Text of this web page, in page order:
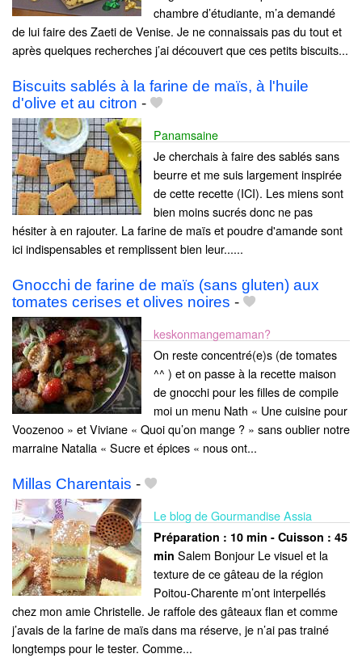
chambre d’étudiante, m’a demandé
de lui faire des Zaeti de Venise. Je ne connaissais pas du tout et
après quelques recherches j’ai découvert que ces petits biscuits...
Biscuits sablés à la farine de maïs, à l'huile
d'olive et au citron -
Panamsaine
Je cherchais à faire des sablés sans
beurre et me suis largement inspirée
de cette recette (ICI). Les miens sont
bien moins sucrés donc ne pas
hésiter à en rajouter. La farine de maïs et poudre d'amande sont
ici indispensables et remplissent bien leur......
Gnocchi de farine de maïs (sans gluten) aux
tomates cerises et olives noires -
keskonmangemaman?
On reste concentré(e)s (de tomates
^^ ) et on passe à la recette maison
de gnocchi pour les filles de compile
moi un menu Nath « Une cuisine pour
Voozenoo » et Viviane « Quoi qu’on mange ? » sans oublier notre
marraine Natalia « Sucre et épices « nous ont...
Millas Charentais -
Le blog de Gourmandise Assia
Préparation : 10 min - Cuisson : 45
min Salem Bonjour Le visuel et la
texture de ce gâteau de la région
Poitou-Charente m’ont interpellés
chez mon amie Christelle. Je raffole des gâteaux flan et comme
j’avais de la farine de maïs dans ma réserve, je n’ai pas trainé
longtemps pour le tester. Comme...